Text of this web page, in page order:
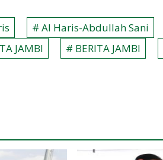
# Al Haris-Abdullah Sani
JAMBI # BERITA JAMBI